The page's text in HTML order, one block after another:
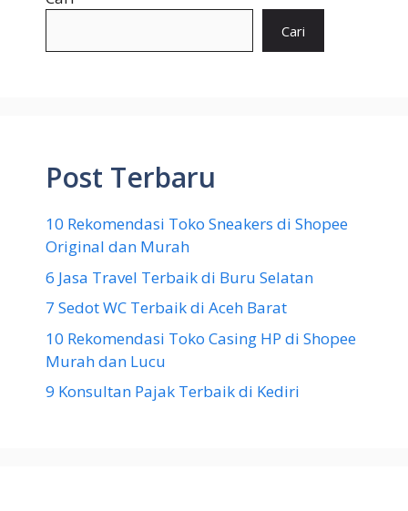
Cari
Post Terbaru
10 Rekomendasi Toko Sneakers di Shopee
Original dan Murah
6 Jasa Travel Terbaik di Buru Selatan
7 Sedot WC Terbaik di Aceh Barat
10 Rekomendasi Toko Casing HP di Shopee
Murah dan Lucu
9 Konsultan Pajak Terbaik di Kediri